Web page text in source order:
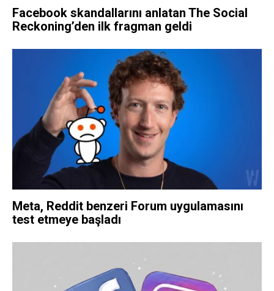
Facebook skandallarını anlatan The Social
Reckoning’den ilk fragman geldi
Meta, Reddit benzeri Forum uygulamasını
test etmeye başladı